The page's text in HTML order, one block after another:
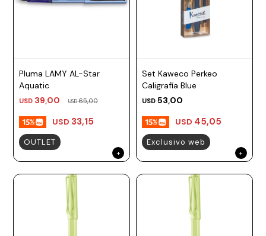
Pluma LAMY AL-Star
Aquatic
USD 39,00 USD65,00
USD 33,15
OUTLET
Set Kaweco Perkeo
Caligrafía Blue
USD 53,00
USD 45,05
Exclusivo web